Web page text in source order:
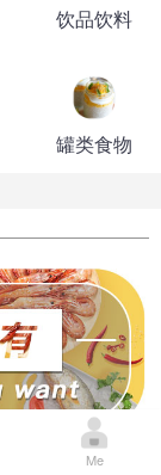
饮品饮料
罐类食物
Me